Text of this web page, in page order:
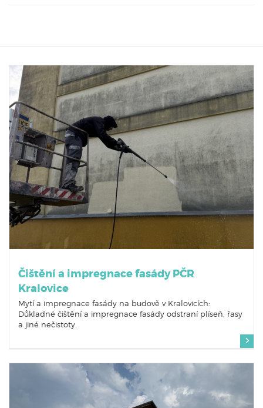
Čištění a impregnace fasády PČR
Kralovice
Mytí a impregnace fasády na budově v Kralovicích:
Důkladné čištění a impregnace fasády odstraní plíseň, řasy
a jiné nečistoty.